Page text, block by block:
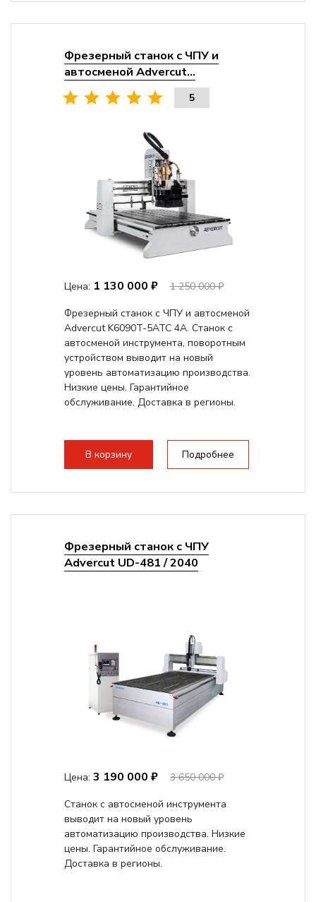
Фрезерный станок с ЧПУ и
автосменой Advercut...
5
Цена: 1 130 000 ₽
1 250 000 ₽
Фрезерный станок с ЧПУ и автосменой
Advercut K6090T-5ATC 4A. Станок с
автосменой инструмента, поворотным
устройством выводит на новый
уровень автоматизацию производства.
Низкие цены. Гарантийное
обслуживание. Доставка в регионы.
В корзину Подробнее
Фрезерный станок с ЧПУ
Advercut UD-481 / 2040
Цена: 3 190 000 ₽
3 650 000 ₽
Станок с автосменой инструмента
выводит на новый уровень
автоматизацию производства. Низкие
цены. Гарантийное обслуживание.
Доставка в регионы.